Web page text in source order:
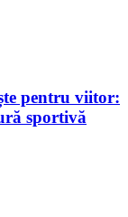
pentru viitor:
sportivă